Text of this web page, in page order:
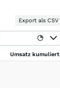
Export als CSV
Umsatz kumuliert